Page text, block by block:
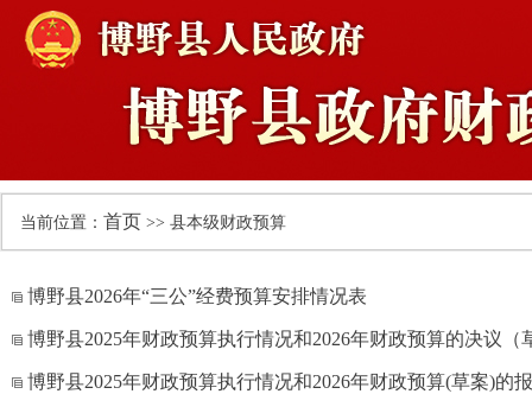
当前位置： 首页 >> 县本级财政预算
博野县2026年“三公”经费预算安排情况表
博野县2025年财政预算执行情况和2026年财政预算的决议（
博野县2025年财政预算执行情况和2026年财政预算(草案)的